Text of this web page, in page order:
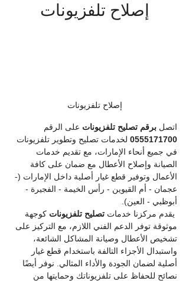
إصلاح تلفزيونات
إصلاح تلفزيونات
اتصل برقم تصليح تلفزيونات على الرقم
0555171700 لخدمات تصليح وتطوير تلفزيونات
في جميع أنحاء الإمارات، مع تقديم خدمات
الصيانة وإصلاح الأعطال مع ضمان على كافة
الأعمال وتوفير قطع غيار أصلية داخل الإمارات (-
عجمان - أم القيوين - رأس الخيمة - الفجيرة -
أبوظبي - العين).
يقدم مركزنا خدمات تصليح تلفزيونات كوجهة
موثوقة توفر الدعم الفني اللازم، مع التركيز على
تشخيص الأعطال وصيانة المشاكل الشائعة،
واستبدال الأجزاء التالفة باستخدام قطع غيار
أصلية لضمان الجودة والأداء المثالي. نوفر أيضًا
نصائح للحفاظ على تلفزيوناتك وحمايتها من